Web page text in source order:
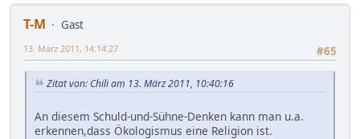
T-M
Gast
#65
13. März 2011, 14:14:27
Zitat von: Chili am 13. März 2011, 10:40:16
An diesem Schuld-und-Sühne-Denken kann man u.a.
erkennen,dass Ökologismus eine Religion ist.